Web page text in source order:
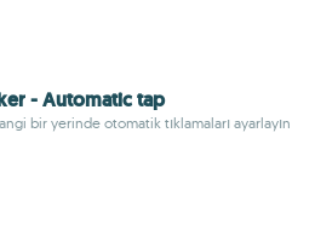
- Automatic tap
bir yerinde otomatik tıklamaları ayarlayın